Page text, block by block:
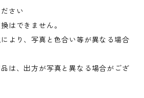
さい
はできません。
より、写真と色合い等が異なる場合
は、出方が写真と異なる場合がござ